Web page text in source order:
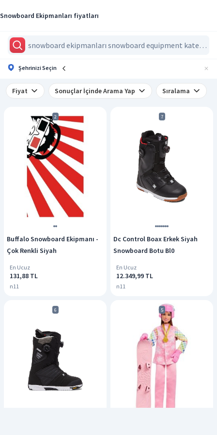
Snowboard Ekipmanları fiyatları
Şehrinizi Seçin
Fiyat Sonuçlar İçinde Arama Yap Sıralama
2
Buffalo Snowboard Ekipmanı -
Çok Renkli Siyah
En Ucuz
131,88 TL
n11
7
Dc Control Boax Erkek Siyah
Snowboard Botu Bl0
En Ucuz
12.349,99 TL
n11
6 5